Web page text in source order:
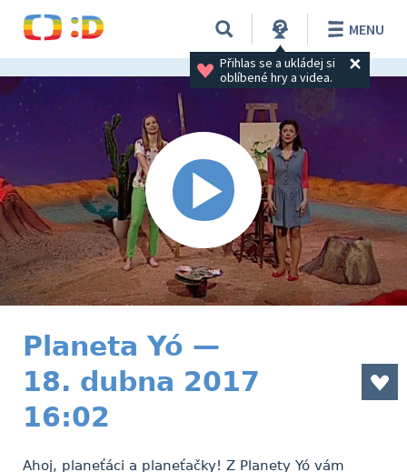
Přihlas se a ukládej si
oblíbené hry a videa.
MENU
Planeta Yó —
18. dubna 2017
16:02
Ahoj, planeťáci a planeťačky! Z Planety Yó vám